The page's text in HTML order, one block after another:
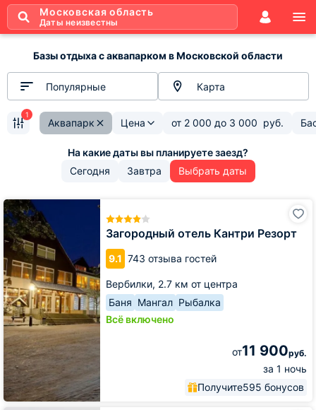
Московская область
Даты неизвестны
Базы отдыха с аквапарком в Московской области
Популярные Карта
Аквапарк Цена от 2 000 до 3 000 руб.
1
Сегодня Завтра Выбрать даты
Загородный отель Кантри Резорт
9.1 743 отзыва гостей
Вербилки, 2.7 км от центра
Баня Мангал Рыбалка
Всё включено
от11 900руб.
за 1 ночь
Получите595 бонусов
Загородный
отель
Кантри
Резорт